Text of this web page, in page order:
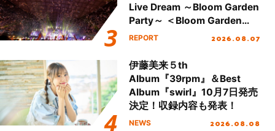
Live Dream ～Bloom Garden
Party～ ＜Bloom Garden
Party Stage／埼玉公演＞”
REPORT 2026.08.07
伊藤美来５th
Album『39rpm』＆Best
Album『swirl』10月7日発売
決定！収録内容も発表！
NEWS 2026.08.08